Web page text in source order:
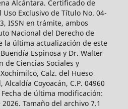
Alcántara. Certificado de
Uso Exclusivo de Título No. 04-
ISSN en trámite, ambos
Nacional del Derecho de
la última actualización de este
Espinosa y Dr. Walter
de Ciencias Sociales y
Calz. del Hueso
Alcaldía Coyoacán, C.P. 04960
de última modificación:
Tamaño del archivo 7.1